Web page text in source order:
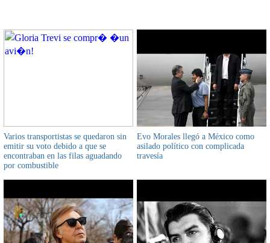
Varios transportistas se quedaron sin
emitir su voto debido a que se
encontraban en las filas aguadando
por combustible
Evo Morales llegó a México como
asilado político con complicada
travesía